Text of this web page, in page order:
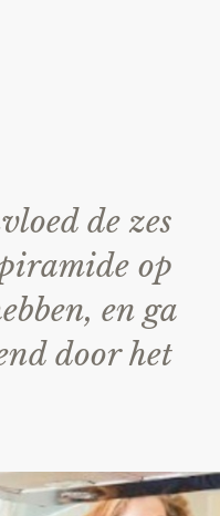
de zes
op
en ga
door het